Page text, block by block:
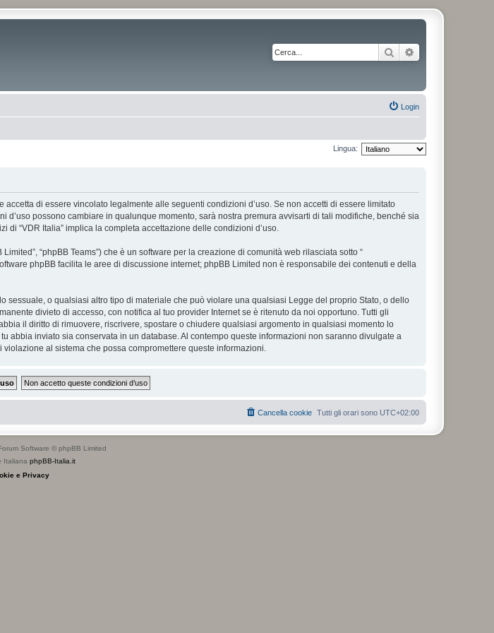
Cerca
Login
Lingua:
accetta di essere vincolato legalmente alle seguenti condizioni d’uso. Se non accetti di essere limitato
possono cambiare in qualunque momento, sarà nostra premura avvisarti di tali modifiche, benché sia
“VDR Italia” implica la completa accettazione delle condizioni d’uso.
“phpBB Teams”) che è un software per la creazione di comunità web rilasciata sotto “
phpBB facilita le aree di discussione internet; phpBB Limited non è responsabile dei contenuti e della
o qualsiasi altro tipo di materiale che può violare una qualsiasi Legge del proprio Stato, o dello
divieto di accesso, con notifica al tuo provider Internet se è ritenuto da noi opportuno. Tutti gli
il diritto di rimuovere, riscrivere, spostare o chiudere qualsiasi argomento in qualsiasi momento lo
inviato sia conservata in un database. Al contempo queste informazioni non saranno divulgate a
al sistema che possa compromettere queste informazioni.
Tutti gli orari sono UTC+02:00
Cancella cookie
Software © phpBB Limited
Italiana phpBB-Italia.it
e Privacy